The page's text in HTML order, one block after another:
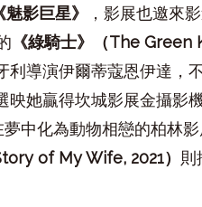
《魅影巨星》 ，影展也邀來
《綠騎士》（The Green
導演伊爾蒂蔻恩伊達，
映她贏得坎城影展金攝影
夢中化為動物相戀的柏林
of My Wife, 2021） 則